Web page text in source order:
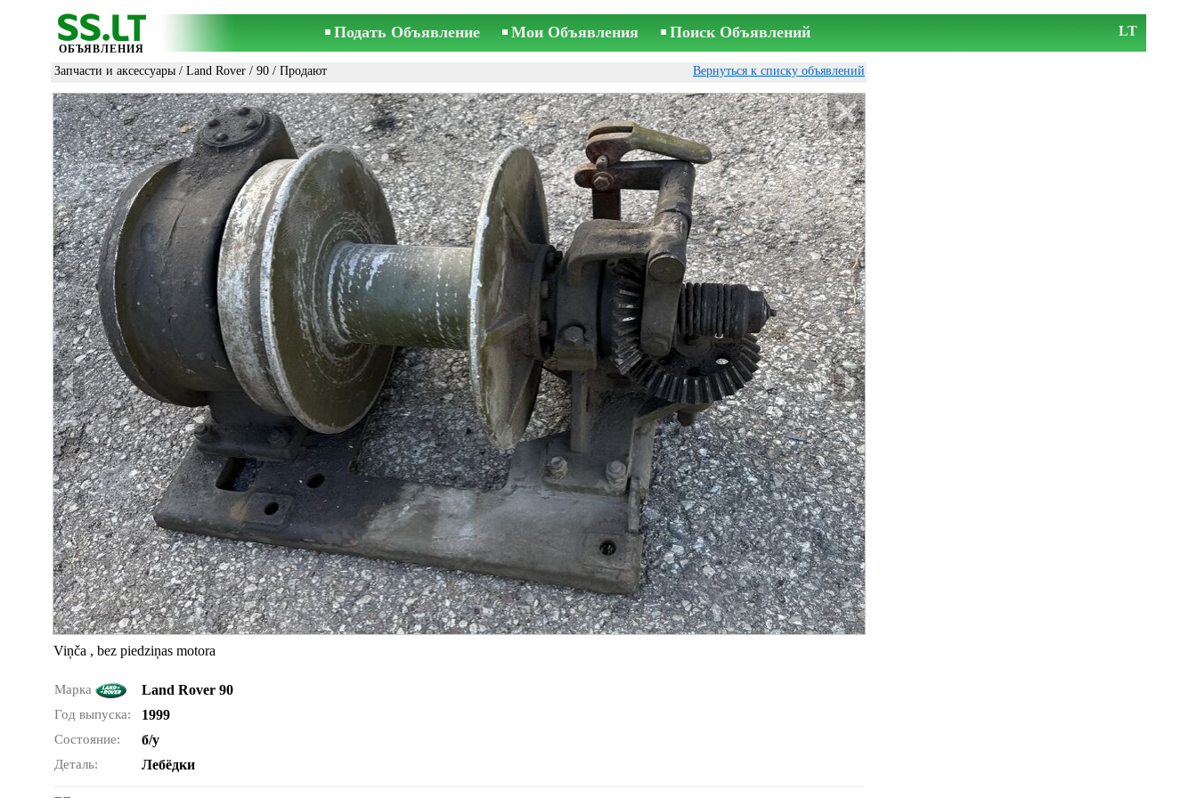
ОБЪЯВЛЕНИЯ
Подать Объявление Мои Объявления Поиск Объявлений LT
Запчасти и аксессуары / Land Rover / 90 / Продают Вернуться к списку объявлений
Viņča , bez piedziņas motora
Марка Land Rover 90
Год выпуска: 1999
Состояние: б/у
Деталь: Лебёдки